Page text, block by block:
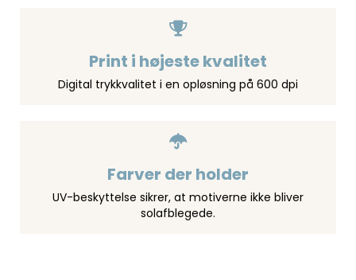
Print i højeste kvalitet
Digital trykkvalitet i en opløsning på 600 dpi
Farver der holder
UV-beskyttelse sikrer, at motiverne ikke bliver
solafblegede.